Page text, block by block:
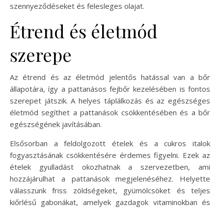
szennyeződéseket és felesleges olajat.
Étrend és életmód
szerepe
Az étrend és az életmód jelentős hatással van a bőr
állapotára, így a pattanásos fejbőr kezelésében is fontos
szerepet játszik. A helyes táplálkozás és az egészséges
életmód segíthet a pattanások csökkentésében és a bőr
egészségének javításában.
Elsősorban a feldolgozott ételek és a cukros italok
fogyasztásának csökkentésére érdemes figyelni. Ezek az
ételek gyulladást okozhatnak a szervezetben, ami
hozzájárulhat a pattanások megjelenéséhez. Helyette
válasszunk friss zöldségeket, gyümölcsöket és teljes
kiőrlésű gabonákat, amelyek gazdagok vitaminokban és